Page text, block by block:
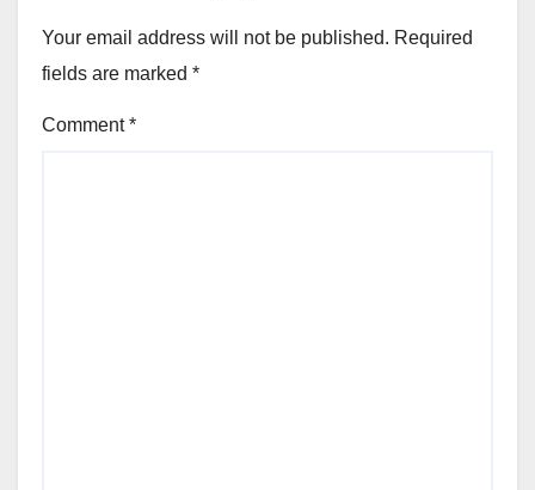
Your email address will not be published. Required
fields are marked *
Comment*